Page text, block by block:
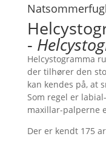
Natsommerfugl
-
Helcystogramma
der tilhører den
kan kendes på, at
Som regel er
maxillar-palperne
Der er kendt 175